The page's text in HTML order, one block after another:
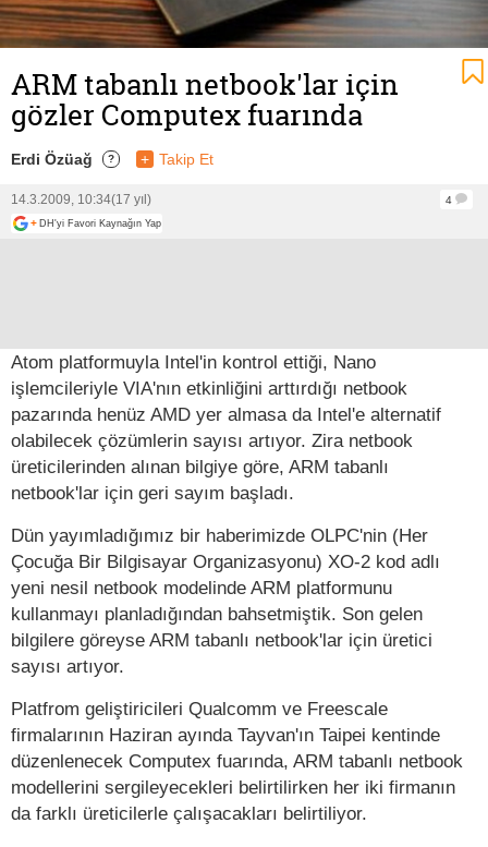
ARM tabanlı netbook'lar için
gözler Computex fuarında
Erdi Özüağ ? + Takip Et
14.3.2009, 10:34(17 yıl)
4
+ DH'yi Favori Kaynağın Yap
Atom platformuyla Intel'in kontrol ettiği, Nano
işlemcileriyle VIA'nın etkinliğini arttırdığı netbook
pazarında henüz AMD yer almasa da Intel'e alternatif
olabilecek çözümlerin sayısı artıyor. Zira netbook
üreticilerinden alınan bilgiye göre, ARM tabanlı
netbook'lar için geri sayım başladı.
Dün yayımladığımız bir haberimizde OLPC'nin (Her
Çocuğa Bir Bilgisayar Organizasyonu) XO-2 kod adlı
yeni nesil netbook modelinde ARM platformunu
kullanmayı planladığından bahsetmiştik. Son gelen
bilgilere göreyse ARM tabanlı netbook'lar için üretici
sayısı artıyor.
Platfrom geliştiricileri Qualcomm ve Freescale
firmalarının Haziran ayında Tayvan'ın Taipei kentinde
düzenlenecek Computex fuarında, ARM tabanlı netbook
modellerini sergileyecekleri belirtilirken her iki firmanın
da farklı üreticilerle çalışacakları belirtiliyor.